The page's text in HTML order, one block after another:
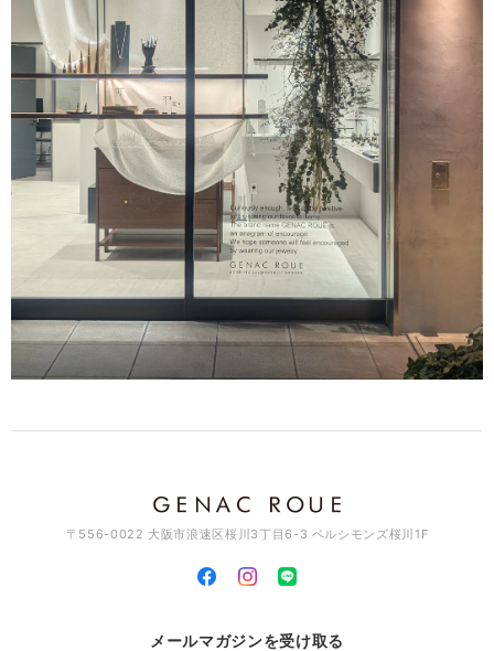
バーチャームリング / silver R075
2026/03/28
デザインが素敵で、また丁寧に対応頂きました。
このたびはGENAC ROUEをご愛顧いただきありがとうご
ざいました。 お気に召して頂き大変嬉しく思います。 ま
た機会がございましたらよろしくお願いいたします。 あり
がとうございました。
アソートチャームリング / silver×brass R061
素敵なデザインでとっても可愛いです♡ これから沢山使って行きますね
このたびはGENAC ROUEをご愛顧いただきありがとうご
す。ありがとうございました。
スワッグイヤカフ LSバーティカル / brass C129
〒556-0022 大阪市浪速区桜川3丁目6-3 ベルシモンズ桜川1F
メールマガジンを受け取る